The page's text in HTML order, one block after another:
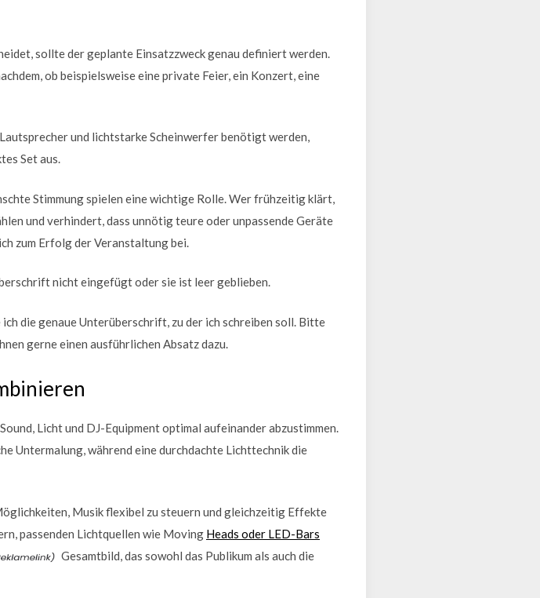
sollte der geplante Einsatzzweck genau definiert werden.
ob beispielsweise eine private Feier, ein Konzert, eine
und lichtstarke Scheinwerfer benötigt werden,
Set aus.
Stimmung spielen eine wichtige Rolle. Wer frühzeitig klärt,
und verhindert, dass unnötig teure oder unpassende Geräte
zum Erfolg der Veranstaltung bei.
nicht eingefügt oder sie ist leer geblieben.
die genaue Unterüberschrift, zu der ich schreiben soll. Bitte
gerne einen ausführlichen Absatz dazu.
Licht und DJ-Equipment optimal aufeinander abzustimmen.
Untermalung, während eine durchdachte Lichttechnik die
Musik flexibel zu steuern und gleichzeitig Effekte
passenden Lichtquellen wie Moving Heads oder LED-Bars
Gesamtbild, das sowohl das Publikum als auch die